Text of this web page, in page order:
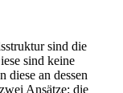
sind die
sind keine
diese an dessen
Ansätze: die